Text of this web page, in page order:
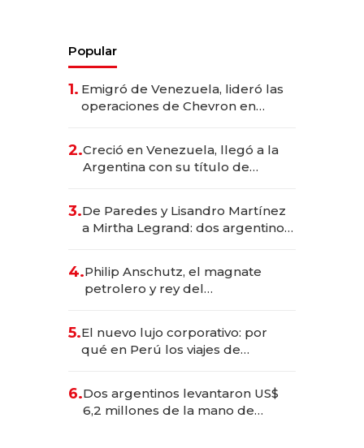
Popular
1. Emigró de Venezuela, lideró las
operaciones de Chevron en
2.Creció en Venezuela, llegó a la
Argentina con su título de
las marcas "fast premium"
3.De Paredes y Lisandro Martínez
a Mirtha Legrand: dos argentinos
4.Philip Anschutz, el magnate
petrolero y rey del
Fénix
5.El nuevo lujo corporativo: por
qué en Perú los viajes de
transformadoras
6.Dos argentinos levantaron US$
6,2 millones de la mano de